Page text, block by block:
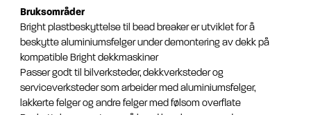
Bruksområder
Bright plastbeskyttelse til bead breaker er utviklet for å
beskytte aluminiumsfelger under demontering av dekk på
kompatible Bright dekkmaskiner
Passer godt til bilverksteder, dekkverksteder og
serviceverksteder som arbeider med aluminiumsfelger,
lakkerte felger og andre felger med følsom overflate